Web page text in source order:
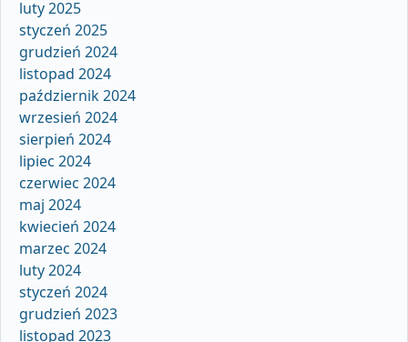
luty 2025
styczeń 2025
grudzień 2024
listopad 2024
październik 2024
wrzesień 2024
sierpień 2024
lipiec 2024
czerwiec 2024
maj 2024
kwiecień 2024
marzec 2024
luty 2024
styczeń 2024
grudzień 2023
listopad 2023